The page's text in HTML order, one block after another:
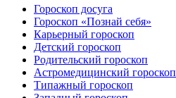
Гороскоп досуга
Гороскоп «Познай себя»
Карьерный гороскоп
Детский гороскоп
Родительский гороскоп
Астромедицинский гороскоп
Типажный гороскоп